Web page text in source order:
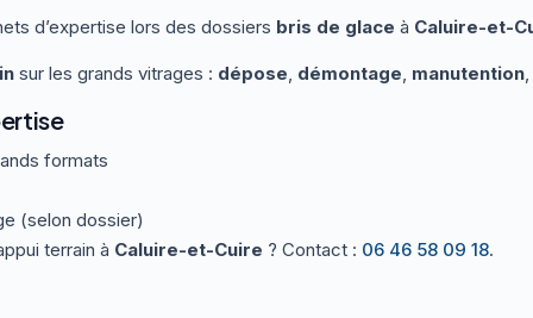
d’expertise lors des dossiers bris de glace à Caluire-et-
sur les grands vitrages : dépose, démontage, manutention,
formats
(selon dossier)
terrain à Caluire-et-Cuire ? Contact : 06 46 58 09 18.